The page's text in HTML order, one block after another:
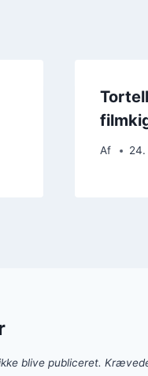
Af
blive publiceret.